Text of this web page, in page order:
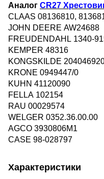
Аналог CR27
CLAAS 08136810,
JOHN DEERE AW24688
FREUDENDAHL 1340-
KEMPER 48316
KONGSKILDE
KRONE 0949447/0
KUHN 41120090
FELLA 102154
RAU 00029574
WELGER 0352.36.00.00
AGCO 3930806M1
CASE 98-028797
Характеристики